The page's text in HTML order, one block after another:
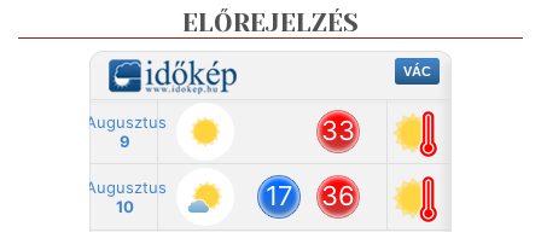
ELŐREJELZÉS